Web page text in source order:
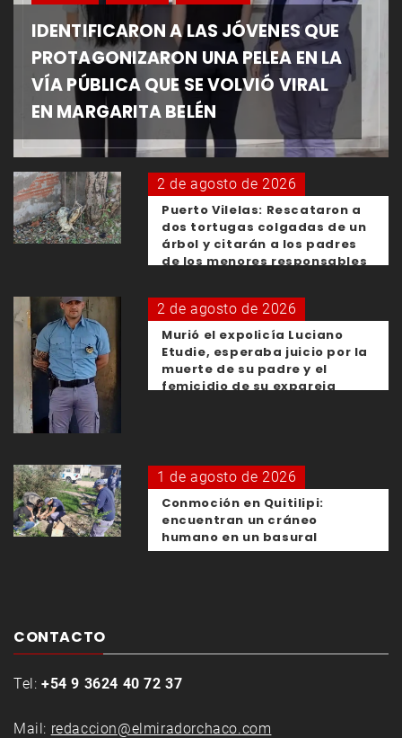
IDENTIFICARON A LAS JÓVENES QUE
PROTAGONIZARON UNA PELEA EN LA
VÍA PÚBLICA QUE SE VOLVIÓ VIRAL
EN MARGARITA BELÉN
2 de agosto de 2026
Puerto Vilelas: Rescataron a
dos tortugas colgadas de un
árbol y citarán a los padres
de los menores responsables
2 de agosto de 2026
Murió el expolicía Luciano
Etudie, esperaba juicio por la
muerte de su padre y el
femicidio de su expareja
1 de agosto de 2026
Conmoción en Quitilipi:
encuentran un cráneo
humano en un basural
CONTACTO
Tel: +54 9 3624 40 72 37
Mail: redaccion@elmiradorchaco.com